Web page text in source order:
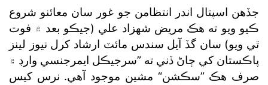
جڏهن اسپتال اندر انتظامن جو غور سان معائنو شروع
ڪيو ويو ته هڪ مريض شهزاد علي (جيڪو بعد ۾ فوت
ٿي ويو) سان گڏ آيل سندس مائٽ ارشاد کرل نيوز لينز
پاڪستان کي ڄاڻ ڏني ته ”سرجيڪل ايمرجنسي وارڊ ۾
صرف هڪ ”سڪشن“ مشين موجود آهي. نرس کيس